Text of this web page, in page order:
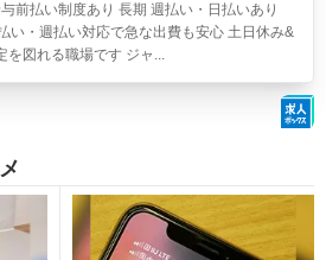
前払い制度あり 長期 週払い・日払いあり
い・週払い対応で急な出費も安心 土日休み&
を図れる職場です ジャ...